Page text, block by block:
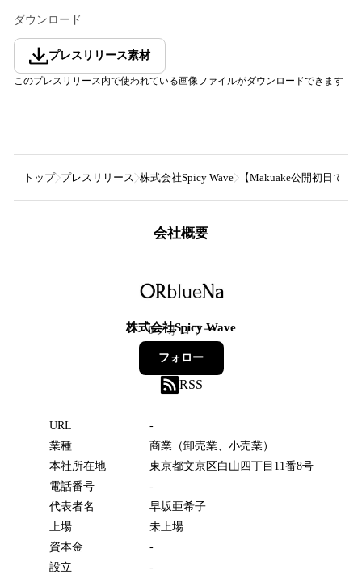
ダウンロード
プレスリリース素材
このプレスリリース内で使われている画像ファイルがダウンロードできます
トップ プレスリリース 株式会社Spicy Wave 【Makuake公開初日で
会社概要
株式会社Spicy Wave
0フォロワー
フォロー
RSS
URL
-
業種
商業（卸売業、小売業）
本社所在地
東京都文京区白山四丁目11番8号
電話番号
-
代表者名
早坂亜希子
上場
未上場
資本金
-
設立
-